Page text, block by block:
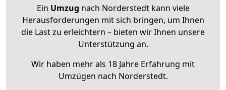
Ein Umzug nach Norderstedt kann viele
Herausforderungen mit sich bringen, um Ihnen
die Last zu erleichtern – bieten wir Ihnen unsere
Unterstützung an.
Wir haben mehr als 18 Jahre Erfahrung mit
Umzügen nach Norderstedt.